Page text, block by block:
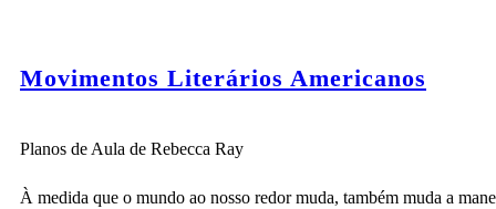
Movimentos Literários Americanos
Planos de Aula de Rebecca Ray
À medida que o mundo ao nosso redor muda, também muda a